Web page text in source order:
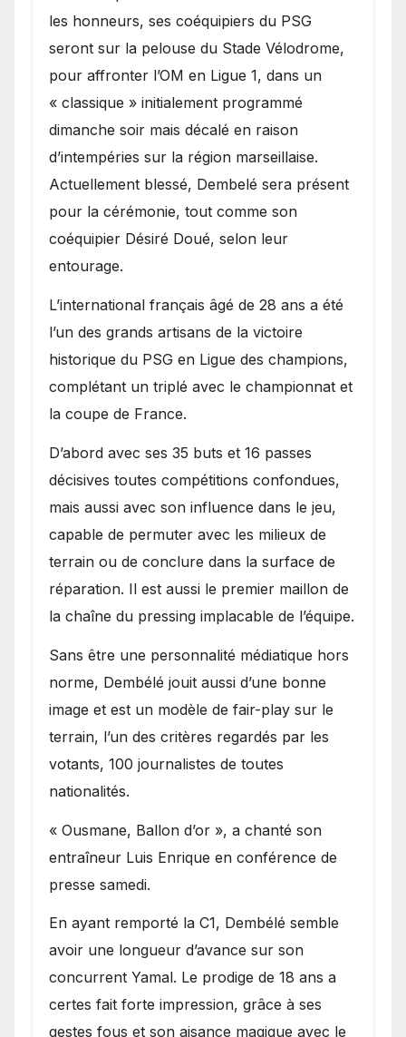
les honneurs, ses coéquipiers du PSG
seront sur la pelouse du Stade Vélodrome,
pour affronter l’OM en Ligue 1, dans un
« classique » initialement programmé
dimanche soir mais décalé en raison
d’intempéries sur la région marseillaise.
Actuellement blessé, Dembelé sera présent
pour la cérémonie, tout comme son
coéquipier Désiré Doué, selon leur
entourage.
L’international français âgé de 28 ans a été
l’un des grands artisans de la victoire
historique du PSG en Ligue des champions,
complétant un triplé avec le championnat et
la coupe de France.
D’abord avec ses 35 buts et 16 passes
décisives toutes compétitions confondues,
mais aussi avec son influence dans le jeu,
capable de permuter avec les milieux de
terrain ou de conclure dans la surface de
réparation. Il est aussi le premier maillon de
la chaîne du pressing implacable de l’équipe.
Sans être une personnalité médiatique hors
norme, Dembélé jouit aussi d’une bonne
image et est un modèle de fair-play sur le
terrain, l’un des critères regardés par les
votants, 100 journalistes de toutes
nationalités.
« Ousmane, Ballon d’or », a chanté son
entraîneur Luis Enrique en conférence de
presse samedi.
En ayant remporté la C1, Dembélé semble
avoir une longueur d’avance sur son
concurrent Yamal. Le prodige de 18 ans a
certes fait forte impression, grâce à ses
gestes fous et son aisance magique avec le